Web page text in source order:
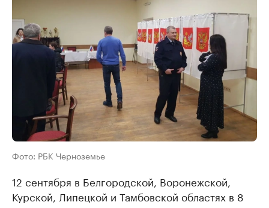
Фото: РБК Черноземье
12 сентября в Белгородской, Воронежской,
Курской, Липецкой и Тамбовской областях в 8